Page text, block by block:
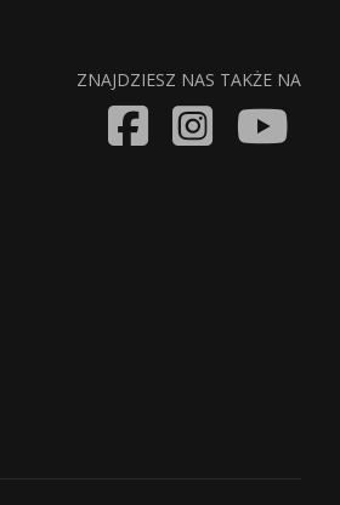
ZNAJDZIESZ NAS TAKŻE NA